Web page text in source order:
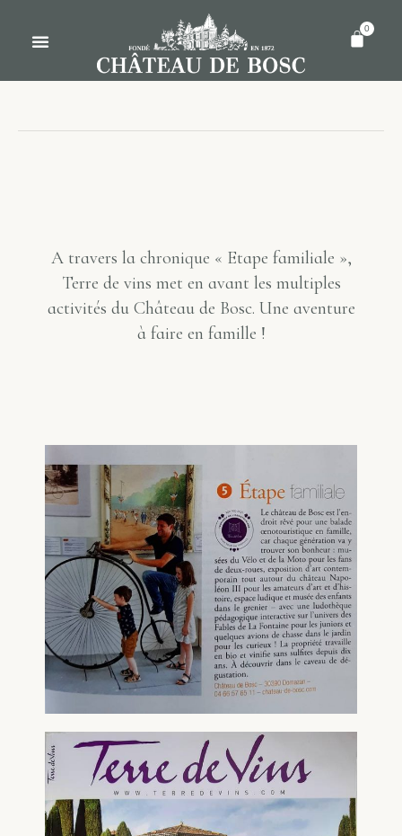
0
A travers la chronique « Etape familiale »,
Terre de vins met en avant les multiples
activités du Château de Bosc. Une aventure
à faire en famille !